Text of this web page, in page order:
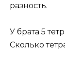
разность.
У брата 5
Сколько